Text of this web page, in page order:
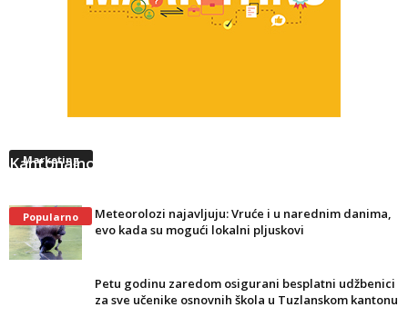
Marketing
Popularno
Kantonalnog suda u Tuzli
Meteorolozi najavljuju: Vruće i u narednim danima,
evo kada su mogući lokalni pljuskovi
Petu godinu zaredom osigurani besplatni udžbenici
za sve učenike osnovnih škola u Tuzlanskom kantonu